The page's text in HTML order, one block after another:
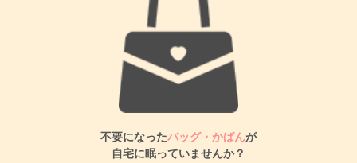
不要になったバッグ・かばんが
自宅に眠っていませんか？